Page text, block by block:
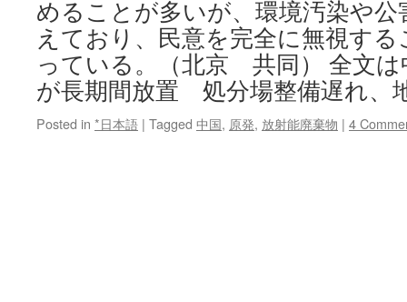
めることが多いが、環境汚染や
えており、民意を完全に無視す
っている。（北京 共同） 全文は
が長期間放置 処分場整備遅れ、
Posted in *日本語 | Tagged 中国, 原発, 放射能廃棄物 | 4